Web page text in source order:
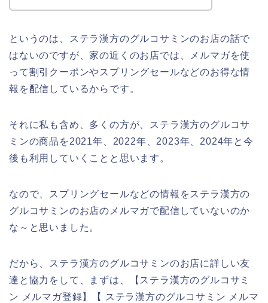
というのは、ステラ漢方のグルコサミンのお店の話で
はないのですが、家の近くのお店では、メルマガを使
って割引クーポンやスプリングセールなどのお得な情
報を配信しているからです。
それに私も含め、多くの方が、ステラ漢方のグルコサ
ミンの商品を2021年、2022年、2023年、2024年と今
後も利用していくことと思います。
なので、スプリングセールなどの情報をステラ漢方の
グルコサミンのお店のメルマガで配信していないのか
な～と思いました。
だから、ステラ漢方のグルコサミンのお店に詳しい友
達と協力をして、まずは、【ステラ漢方のグルコサミ
ン メルマガ登録】【 ステラ漢方のグルコサミン メルマ